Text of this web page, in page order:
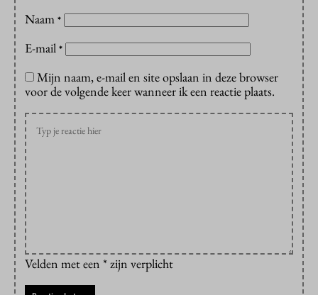
Naam *
E-mail *
Mijn naam, e-mail en site opslaan in deze browser
voor de volgende keer wanneer ik een reactie plaats.
Velden met een * zijn verplicht